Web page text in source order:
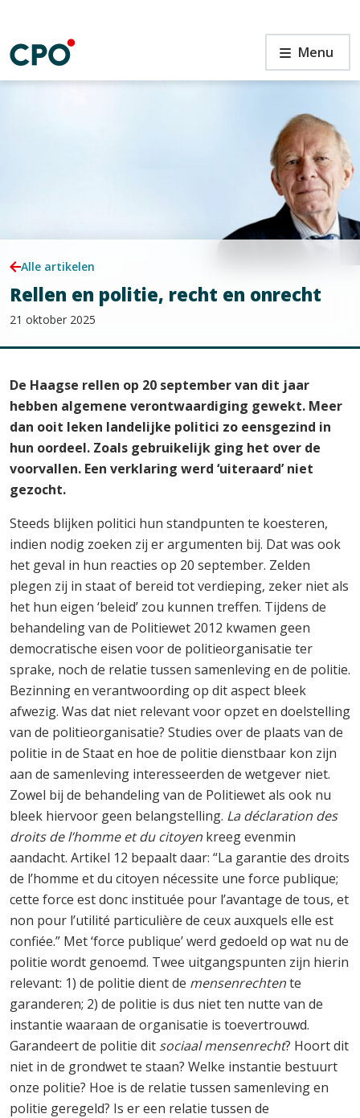
de
inhoud
Rellen
en
politie,
Menu
Alle artikelen
Rellen en politie, recht en onrecht
21 oktober 2025
De Haagse rellen op 20 september van dit jaar
hebben algemene verontwaardiging gewekt. Meer
dan ooit leken landelijke politici zo eensgezind in
hun oordeel. Zoals gebruikelijk ging het over de
voorvallen. Een verklaring werd ‘uiteraard’ niet
gezocht.
Steeds blijken politici hun standpunten te koesteren,
indien nodig zoeken zij er argumenten bij. Dat was ook
het geval in hun reacties op 20 september. Zelden
plegen zij in staat of bereid tot verdieping, zeker niet als
het hun eigen ‘beleid’ zou kunnen treffen. Tijdens de
behandeling van de Politiewet 2012 kwamen geen
democratische eisen voor de politieorganisatie ter
sprake, noch de relatie tussen samenleving en de politie.
Bezinning en verantwoording op dit aspect bleek
afwezig. Was dat niet relevant voor opzet en doelstelling
van de politieorganisatie? Studies over de plaats van de
politie in de Staat en hoe de politie dienstbaar kon zijn
aan de samenleving interesseerden de wetgever niet.
Zowel bij de behandeling van de Politiewet als ook nu
bleek hiervoor geen belangstelling. La déclaration des
droits de l’homme et du citoyen kreeg evenmin
aandacht. Artikel 12 bepaalt daar: “La garantie des droits
de l’homme et du citoyen nécessite une force publique;
cette force est donc instituée pour l’avantage de tous, et
non pour l’utilité particulière de ceux auxquels elle est
confiée.” Met ‘force publique’ werd gedoeld op wat nu de
politie wordt genoemd. Twee uitgangspunten zijn hierin
relevant: 1) de politie dient de mensenrechtente
garanderen; 2) de politie is dus niet ten nutte van de
instantie waaraan de organisatie is toevertrouwd.
Garandeert de politie dit sociaal mensenrecht? Hoort dit
niet in de grondwet te staan? Welke instantie bestuurt
onze politie? Hoe is de relatie tussen samenleving en
politie geregeld? Is er een relatie tussen de